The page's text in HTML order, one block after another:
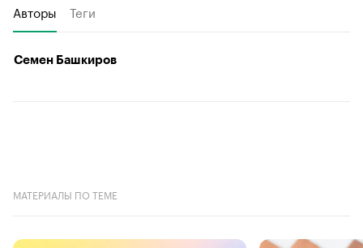
Авторы Теги
Семен Башкиров
МАТЕРИАЛЫ ПО ТЕМЕ